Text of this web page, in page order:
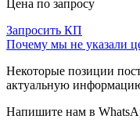
Цена по запросу
Запросить КП
Почему мы не указали
Некоторые позиции
актуальную
Напишите нам в